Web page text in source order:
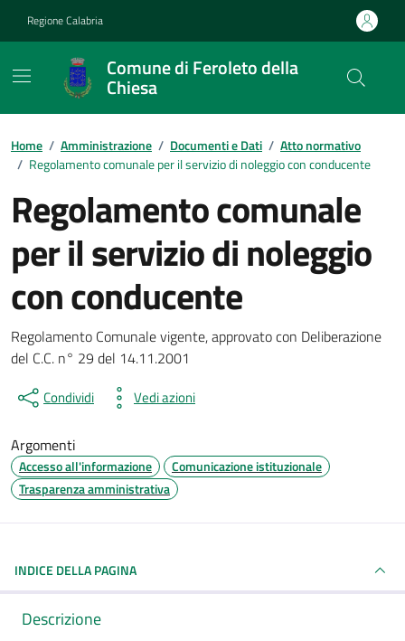
Regione Calabria
Comune di Feroleto della
Chiesa
Home / Amministrazione / Documenti e Dati / Atto normativo
/ Regolamento comunale per il servizio di noleggio con conducente
Regolamento comunale
per il servizio di noleggio
con conducente
Dettagli del documento
Regolamento Comunale vigente, approvato con Deliberazione
del C.C. n° 29 del 14.11.2001
Condividi Vedi azioni
Argomenti
Accesso all'informazione
Comunicazione istituzionale
Trasparenza amministrativa
INDICE DELLA PAGINA
Descrizione